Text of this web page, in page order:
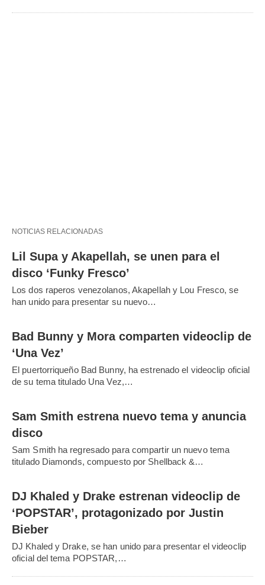
NOTICIAS RELACIONADAS
Lil Supa y Akapellah, se unen para el
disco ‘Funky Fresco’
Los dos raperos venezolanos, Akapellah y Lou Fresco, se
han unido para presentar su nuevo…
Bad Bunny y Mora comparten videoclip de
‘Una Vez’
El puertorriqueño Bad Bunny, ha estrenado el videoclip oficial
de su tema titulado Una Vez,…
Sam Smith estrena nuevo tema y anuncia
disco
Sam Smith ha regresado para compartir un nuevo tema
titulado Diamonds, compuesto por Shellback &…
DJ Khaled y Drake estrenan videoclip de
‘POPSTAR’, protagonizado por Justin
Bieber
DJ Khaled y Drake, se han unido para presentar el videoclip
oficial del tema POPSTAR,…